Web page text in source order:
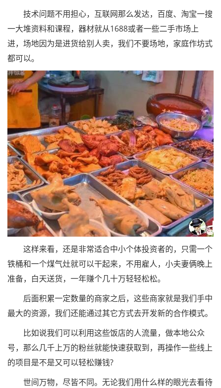
技术问题不用担心，互联网那么发达，百度、淘宝一搜
一大堆资料和课程，器材就从1688或者一些二手市场上
进，场地因为是进货给别人卖，我们不要场地，家庭作坊式
都可以。
这样来看，还是非常适合中小个体投资者的，只需一个
铁桶和一个煤气灶就可以干起来，不用雇人，小夫妻俩晚上
准备，白天送货，一年赚个几十万轻轻松松。
后面积累一定数量的商家之后，这些商家就是我们手中
最大的资源，我们还能通过其它方式去开发新的合作模式。
比如说我们可以利用这些饭店的人流量，做本地公众
号，那么几千上万的粉丝就能快速获取到，再操作一些线上
的项目是不是又可以轻松赚钱?
世间万物，尽皆不同。无论我们用什么样的眼光去看待